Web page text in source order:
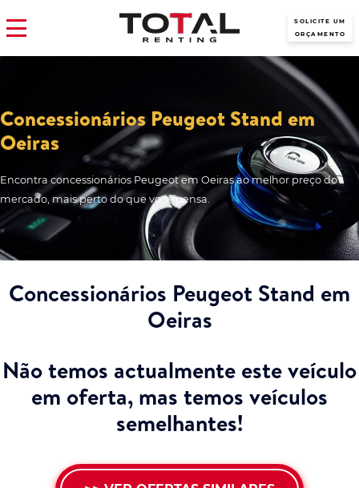
SOLICITE UM
ORÇAMENTO
Concessionários Peugeot Stand em
Oeiras
Encontra concessionários Peugeot em Oeiras ao melhor preço do
mercado, mais perto do que você pensa.
Concessionários Peugeot Stand em
Oeiras
Não temos actualmente este veículo
em oferta, mas temos veículos
semelhantes!